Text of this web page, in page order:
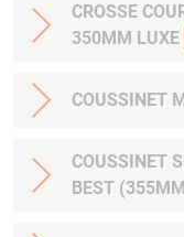
CROSSE
350MM LUXE
COUSSINET
COUSSINET
BEST